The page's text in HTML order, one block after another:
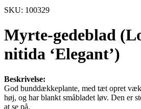
SKU: 100329
Myrte-gedeblad
nitida ‘Elegant’)
Beskrivelse:
God bunddækkeplante, med tæt opret
høj, og har blankt småbladet løv. Den er
at se på.